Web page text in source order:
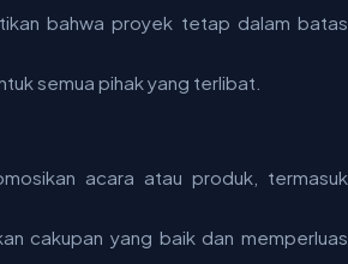
bahwa proyek tetap dalam batas
semua pihak yang terlibat.
acara atau produk, termasuk
cakupan yang baik dan memperluas